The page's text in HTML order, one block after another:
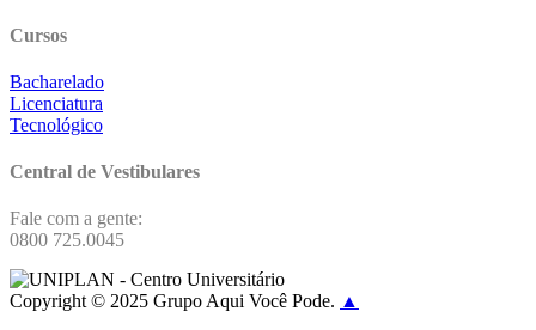
Cursos
Bacharelado
Licenciatura
Tecnológico
Central de Vestibulares
Fale com a gente:
0800 725.0045
Copyright © 2025 Grupo Aqui Você Pode. ▲